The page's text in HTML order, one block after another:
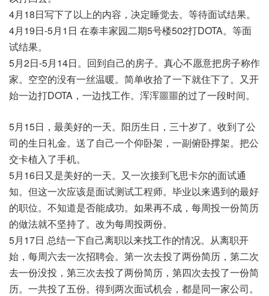
4月18日写下了以上的内容，决定睡觉去。等待面试结果。
4月19日-5月1日 在泰丰家园二期5号楼502打DOTA。等面
试结果。
5月2日-5月14日。回到自己的房子。真心不愿意把房子称作
家。空空的没有一丝温暖。简单收拾了一下就住下了。又开
始一边打DOTA，一边找工作。浑浑噩噩的过了一段时间。
5月15日，最美好的一天。阳历生日，三十岁了。收到了公
司的生日礼金。送了自己一个仰卧架，一副俯卧撑架。把公
交卡植入了手机。
5月16日又是美好的一天。又一次接到飞思卡尔的面试通
知。但这一次应该是面试测试工程师。毕业以来遇到的最好
的职位。不知道是否能成功。如果再不成，每周投一份简历
的做法就不坚持了。改为每周投两份。
5月17日 总结一下自己离职以来找工作的情况。从离职开
始，每周六去一次招聘会。第一次去投了两份简历，第二次
去一份没投，第三次去投了两份简历，第四次去投了一份简
历。一共投了五份。得到两次面试机会，都是同一家公司。